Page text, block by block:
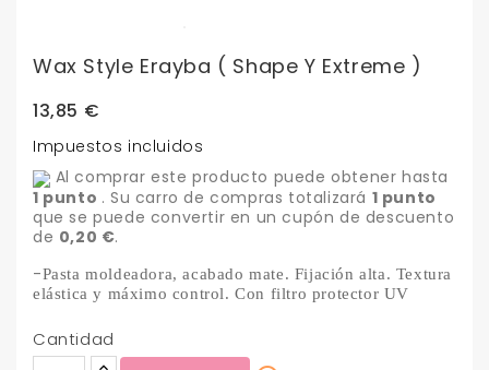
Wax Style Erayba ( Shape Y Extreme )
13,85 €
Impuestos incluidos
Al comprar este producto puede obtener hasta
1 punto . Su carro de compras totalizará 1 punto
que se puede convertir en un cupón de descuento
de 0,20 €.
-Pasta moldeadora, acabado mate. Fijación alta. Textura
elástica y máximo control. Con filtro protector UV
Cantidad